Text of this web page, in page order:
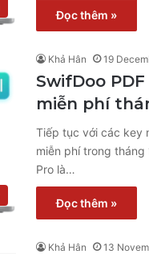
Đọc thêm »
Khả Hân 19
SwifDoo
miễn phí
Tiếp tục với các key
miễn phí trong tháng
Pro là…
Đọc thêm »
Khả Hân 13